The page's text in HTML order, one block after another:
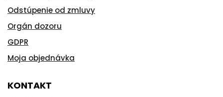
Odstúpenie od zmluvy
Orgán dozoru
GDPR
Moja objednávka
KONTAKT